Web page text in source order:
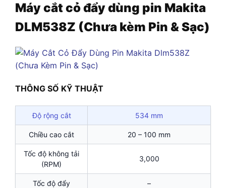
Máy cắt cỏ đẩy dùng pin Makita
DLM538Z (Chưa kèm Pin & Sạc)
THÔNG SỐ KỸ THUẬT
Độ rộng cắt 534 mm
Chiều cao cắt 20 – 100 mm
Tốc độ không tải
(RPM)
3,000
Tốc độ đẩy –